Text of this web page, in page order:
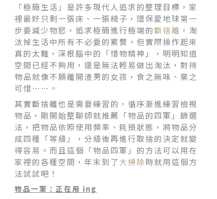
「極簡生活」是許多現代人追求的整理目標，家
裡最好只剩一張床、一張椅子，環保愛地球第一
步要減少物慾，追求極簡進行極端的斷捨離 ，淘
汰掉生活中所有不必要的累贅。但實際操作起來
真的太難，深根腦中的「惜物精神」，明明知道
空間已經不夠用，還是無法輕易做出淘汰，對待
物品就像不願離開渣男的女孩，食之無味、棄之
可惜……。
其實斷捨離也是需要練習的，循序漸進練習檢視
物品，剛開始整聊師就推薦「物品的四軍」篩選
法，把物品依照使用頻率、耗損狀態，將物品分
成四種「等級」，分級後再進行取捨的決定就變
得容易。而且這個「物品四軍」的方法可以用在
家裡的各種空間，年末到了大掃除時就用這個方
法試試吧！
物品一軍：正在用 ing